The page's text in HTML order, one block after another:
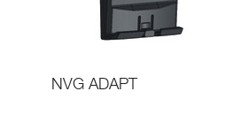
NVG ADAPT